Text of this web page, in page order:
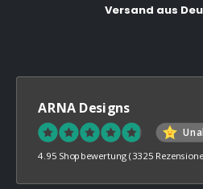
Versand aus
ARNA Designs
4.95 Shopbewertung (3325